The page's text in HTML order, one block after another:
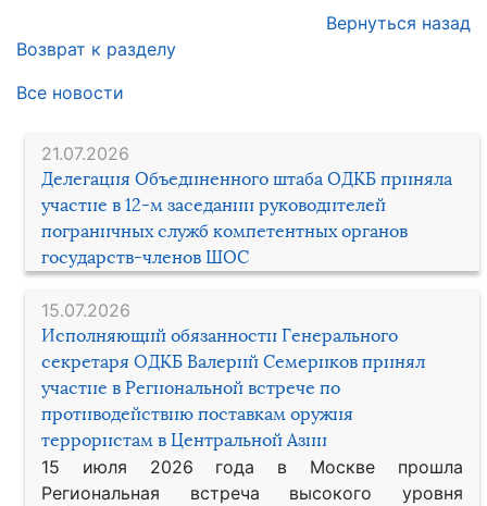
21.07.2026
Делегация Объединенного штаба ОДКБ приняла
участие в 12-м заседании руководителей
пограничных служб компетентных органов
государств-членов ШОС
15.07.2026
Исполняющий обязанности Генерального
секретаря ОДКБ Валерий Семериков принял
участие в Региональной встрече по
противодействию поставкам оружия
террористам в Центральной Азии
15 июля 2026 года в Москве прошла
Региональная встреча высокого уровня
Вернуться назад
Возврат к разделу
Все новости